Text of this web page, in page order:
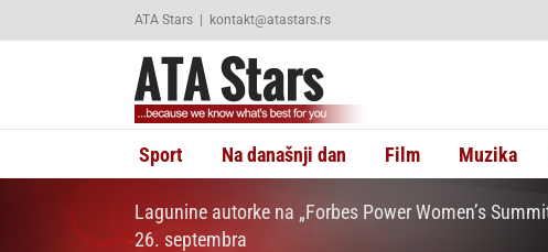
ATA Stars | kontakt@atastars.rs
Sport Na današnji dan Film Muzika
Lagunine autorke na „Forbes Power Women’s
26. septembra